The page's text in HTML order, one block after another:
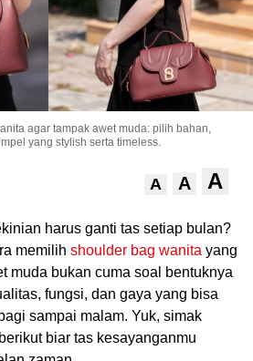
agar tampak awet muda: pilih bahan,
yang stylish serta timeless.
A A A
harus ganti tas setiap bulan?
memilih shoulder bag wanita yang
muda bukan cuma soal bentuknya
fungsi, dan gaya yang bisa
sampai malam. Yuk, simak
biar tas kesayanganmu